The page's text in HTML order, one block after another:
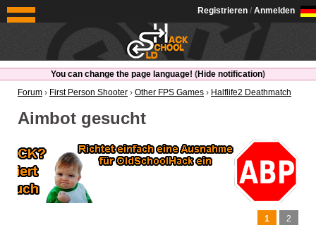
OldSchoolHack
Registrieren / Anmelden
You can change the page language! (Hide notification)
Forum › First Person Shooter › Other FPS Games › Halflife2 Deathmatch
Aimbot gesucht
1 2